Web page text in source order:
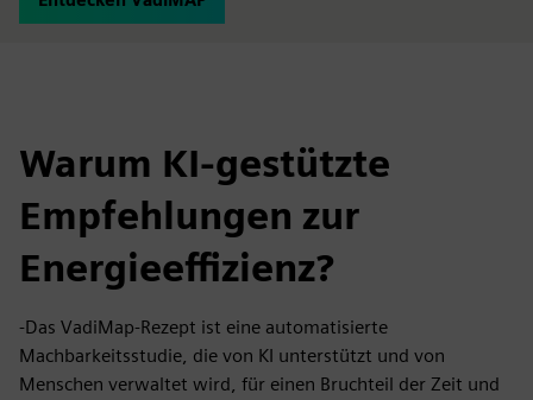
Warum KI-gestützte
Empfehlungen zur
Energieeffizienz?
-Das VadiMap-Rezept ist eine automatisierte
Machbarkeitsstudie, die von KI unterstützt und von
Menschen verwaltet wird, für einen Bruchteil der Zeit und